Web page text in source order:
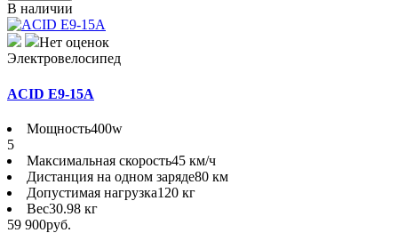
В наличии
Нет оценок
Электровелосипед
ACID E9-15A
Мощность400w
5
Максимальная скорость45 км/ч
Дистанция на одном заряде80 км
Допустимая нагрузка120 кг
Вес30.98 кг
59 900руб.